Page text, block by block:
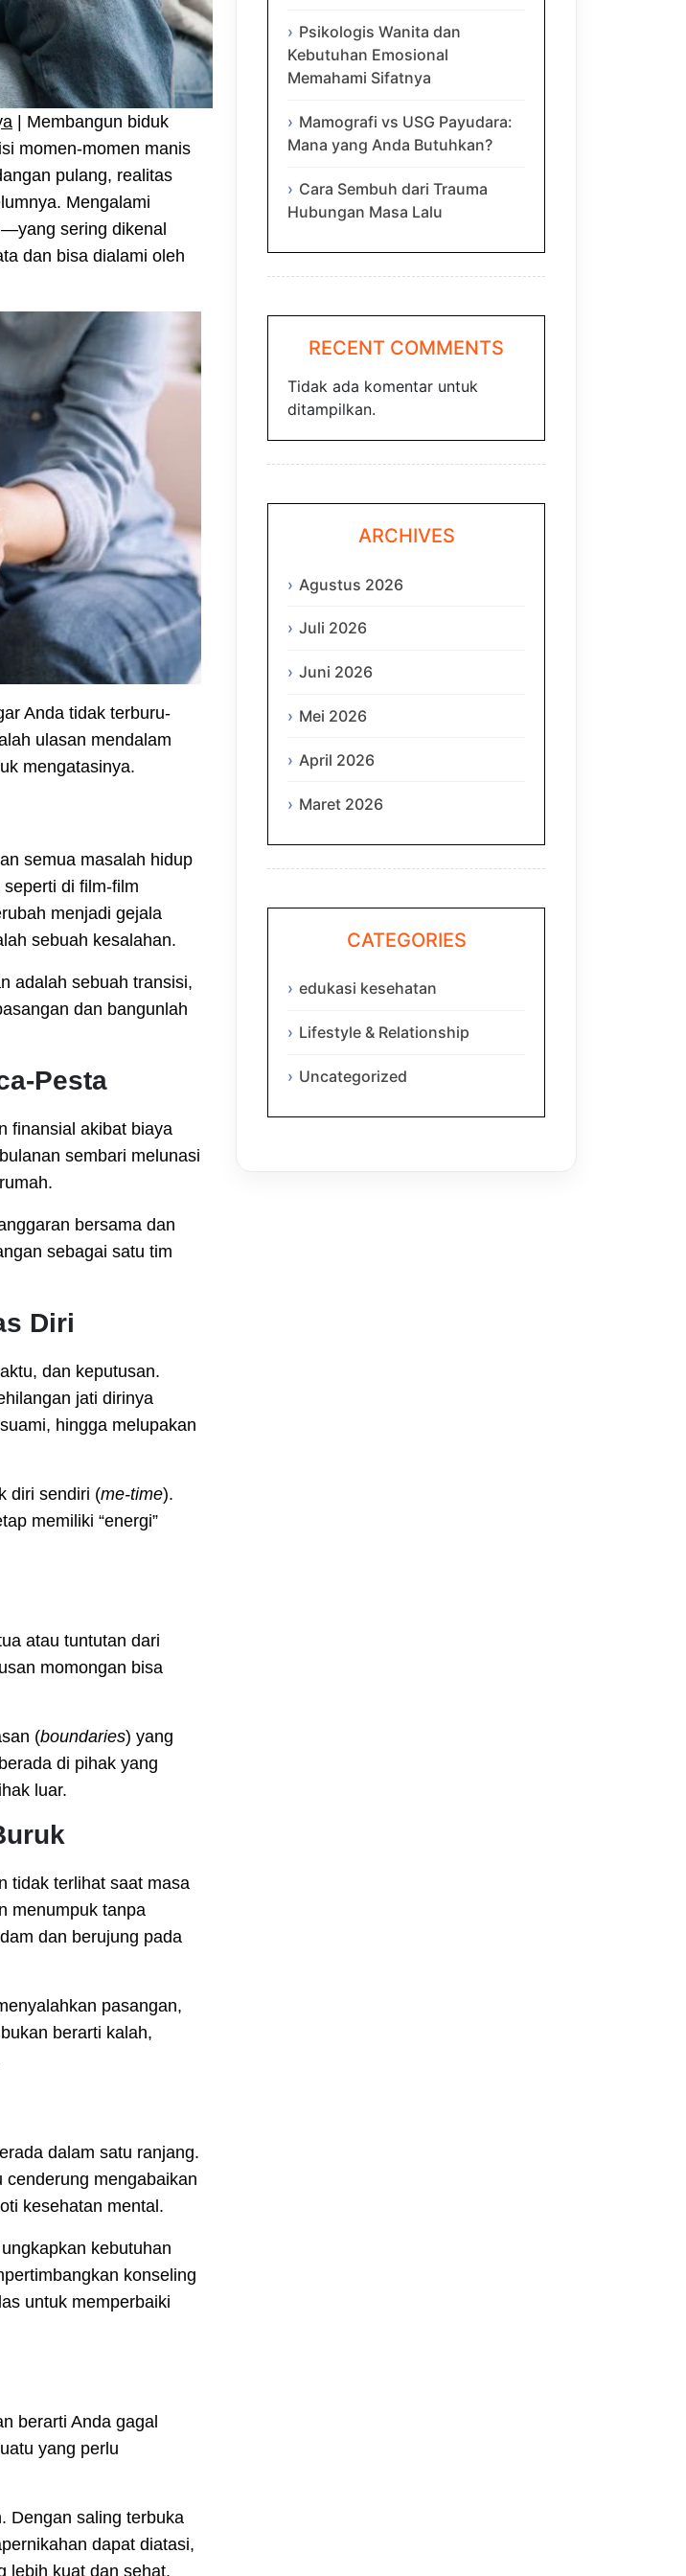
| Membangun biduk
momen-momen manis
pulang, realitas
Mengalami
sering dikenal
dan bisa dialami oleh
Anda tidak terburu-
ulasan mendalam
mengatasinya.
semua masalah hidup
di film-film
menjadi gejala
sebuah kesalahan.
adalah sebuah transisi,
dan bangunlah
Pesta
finansial akibat biaya
sembari melunasi
bersama dan
sebagai satu tim
Diri
dan keputusan.
jati dirinya
hingga melupakan
diri sendiri (me-time).
memiliki “energi”
atau tuntutan dari
momongan bisa
(boundaries) yang
di pihak yang
luar.
tidak terlihat saat masa
menumpuk tanpa
dan berujung pada
pasangan,
berarti kalah,
dalam satu ranjang.
mengabaikan
kesehatan mental.
kebutuhan
konseling
untuk memperbaiki
berarti Anda gagal
yang perlu
Dengan saling terbuka
dapat diatasi,
lebih kuat dan sehat.
Psikologis Wanita dan
Kebutuhan Emosional
Memahami Sifatnya
Mamografi vs USG Payudara:
Mana yang Anda Butuhkan?
Cara Sembuh dari Trauma
Hubungan Masa Lalu
RECENT COMMENTS
Tidak ada komentar untuk
ditampilkan.
ARCHIVES
Agustus 2026
Juli 2026
Juni 2026
Mei 2026
April 2026
Maret 2026
CATEGORIES
edukasi kesehatan
Lifestyle & Relationship
Uncategorized